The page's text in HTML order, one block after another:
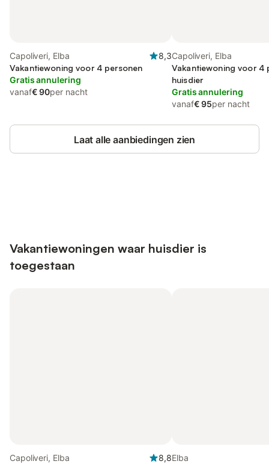
Capoliveri, Elba
8,3
Vakantiewoning voor 4 personen
Gratis annulering
vanaf€ 90per nacht
Capoliveri, Elba
Vakantiewoning voor 4
huisdier
Gratis annulering
vanaf€ 95per nacht
Laat alle aanbiedingen zien
Vakantiewoningen waar huisdier is
toegestaan
Capoliveri, Elba
8,8Elba